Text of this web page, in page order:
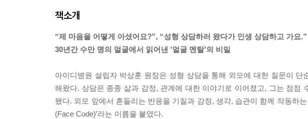
책소개
“제 마음을 어떻게 아셨어요?”, “성형 상담하러 왔다가 인생 상담하고 가요.”
30년간 수만 명의 얼굴에서 읽어낸 ‘얼굴 멘탈’의 비밀
아이디병원 설립자 박상훈 원장은 성형 상담을 통해 외모에 대한 질문이
해왔다. 상담은 종종 삶과 감정, 관계에 대한 이야기로 이어졌고, 그는 점점
됐다. 외모 앞에서 흔들리는 반응을 기질과 감정, 생각, 습관이 함께 작동하
(Face Code)’라는 이름을 붙였다.